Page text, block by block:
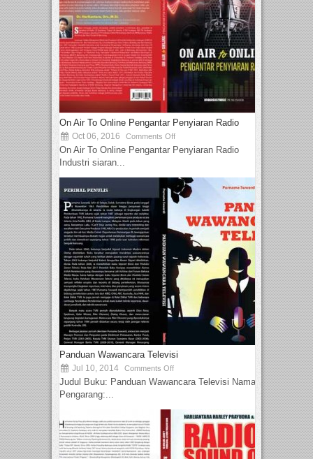
On Air To Online Pengantar Penyiaran Radio
Oct 06, 2016 Comments Off
On Air To Online Pengantar Penyiaran Radio
Industri siaran...
Panduan Wawancara Televisi
Jul 10, 2014 Comments Off
Judul Buku: Panduan Wawancara Televisi Nama
Pengarang:...